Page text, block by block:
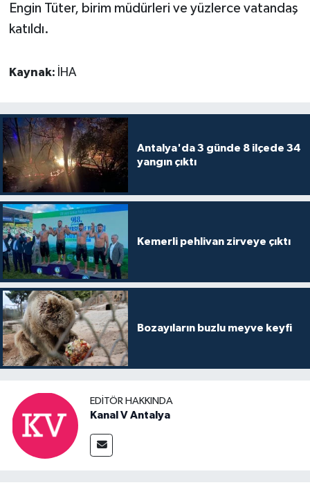
Engin Tüter, birim müdürleri ve yüzlerce vatandaş
katıldı.
Kaynak: İHA
Antalya'da 3 günde 8 ilçede 34
yangın çıktı
Kemerli pehlivan zirveye çıktı
Bozayıların buzlu meyve keyfi
EDITÖR HAKKINDA
Kanal V Antalya